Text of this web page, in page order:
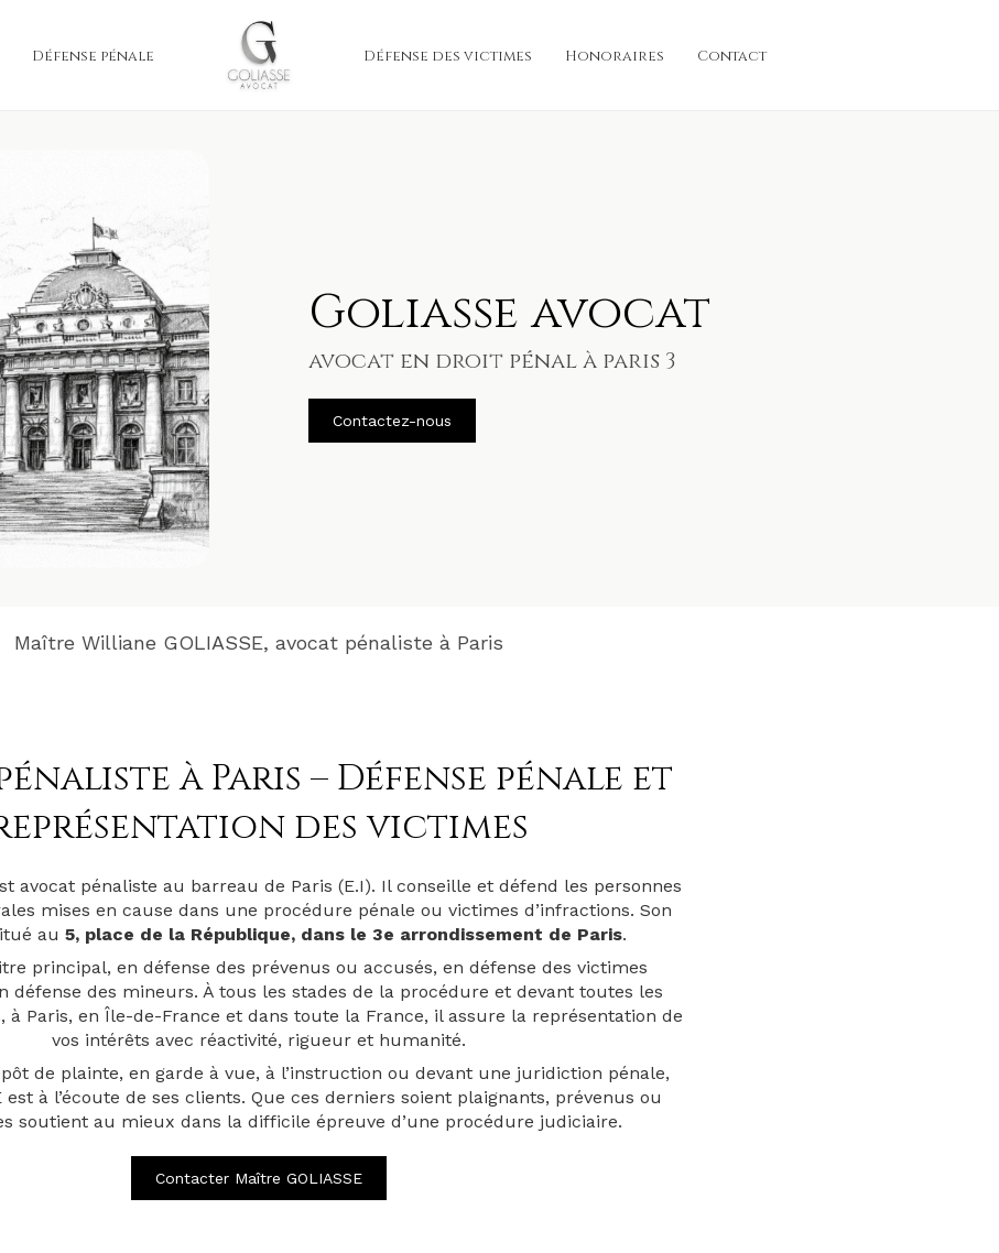
Défense pénale Défense des victimes Honoraires Contact
Goliasse avocat
avocat en droit pénal à paris 3
Contactez-nous
Maître Williane GOLIASSE, avocat pénaliste à Paris
à Paris – Défense pénale et
des victimes
avocat pénaliste au barreau de Paris (E.I). Il conseille et défend les personnes
mises en cause dans une procédure pénale ou victimes d’infractions. Son
au 5, place de la République, dans le 3e arrondissement de Paris.
principal, en défense des prévenus ou accusés, en défense des victimes
défense des mineurs. À tous les stades de la procédure et devant toutes les
à Paris, en Île-de-France et dans toute la France, il assure la représentation de
vos intérêts avec réactivité, rigueur et humanité.
de plainte, en garde à vue, à l’instruction ou devant une juridiction pénale,
est à l’écoute de ses clients. Que ces derniers soient plaignants, prévenus ou
soutient au mieux dans la difficile épreuve d’une procédure judiciaire.
Contacter Maître GOLIASSE